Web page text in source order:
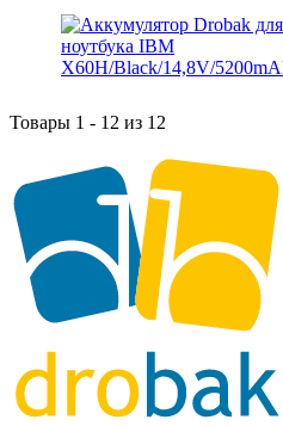
Товары 1 - 12 из 12